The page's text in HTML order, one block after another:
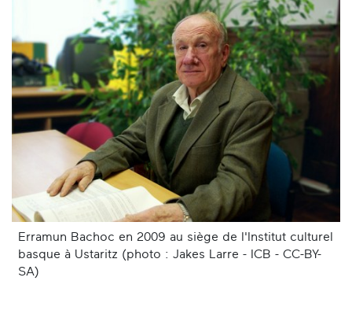
Erramun Bachoc en 2009 au siège de l'Institut culturel
basque à Ustaritz (photo : Jakes Larre - ICB - CC-BY-
SA)